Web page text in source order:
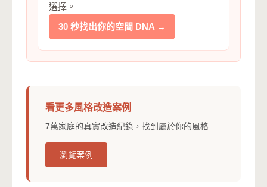
選擇。
30 秒找出你的空間 DNA →
看更多風格改造案例
7萬家庭的真實改造紀錄，找到屬於你的風格
瀏覽案例